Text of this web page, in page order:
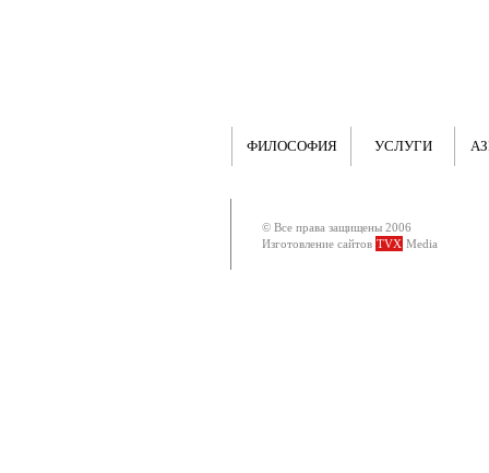
ФИЛОСОФИЯ УСЛУГИ
© Все права защищены 2006
Изготовление сайтов TVX Media